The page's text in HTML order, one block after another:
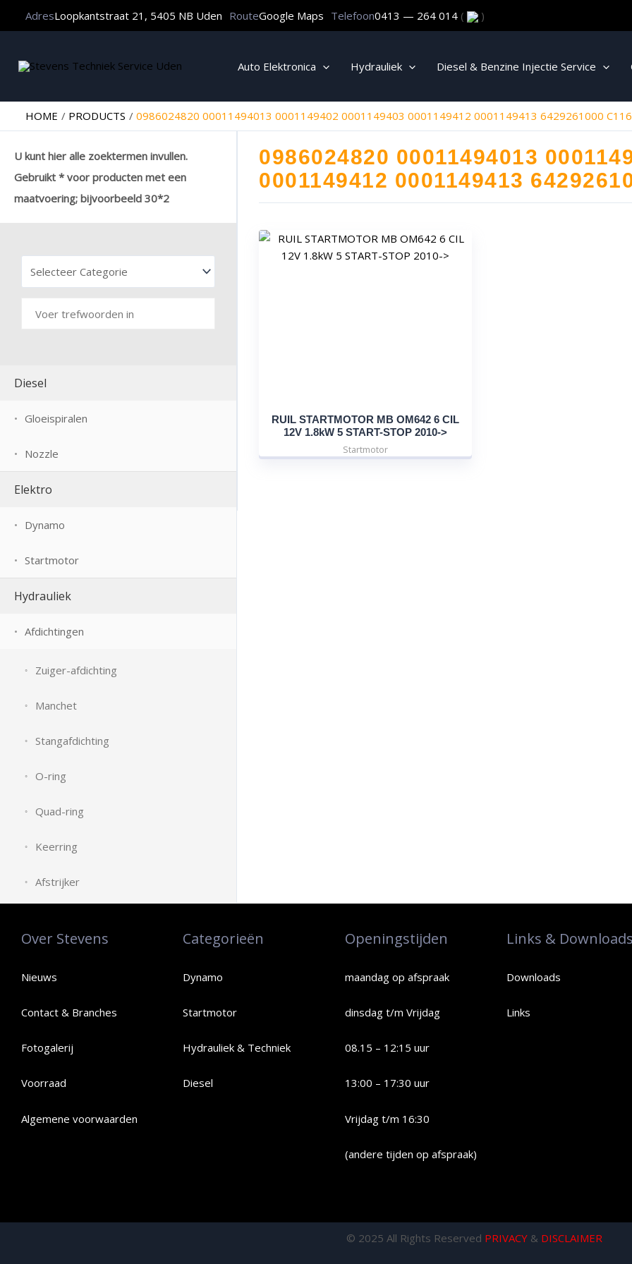
AdresLoopkantstraat 21, 5405 NB Uden RouteGoogle Maps Telefoon0413 — 264 014 ( )
Auto Elektronica Hydrauliek Diesel & Benzine Injectie Service
HOME PRODUCTS 0986024820 00011494013 0001149402 0001149403 0001149412 0001149413 6429261000
U kunt hier alle zoektermen invullen.
Gebruikt * voor producten met een
maatvoering; bijvoorbeeld 30*2
Diesel
Gloeispiralen
Nozzle
Elektro
Dynamo
Startmotor
Hydrauliek
Afdichtingen
Zuiger-afdichting
Manchet
Stangafdichting
O-ring
Quad-ring
Keerring
Afstrijker
0986024820 00011494013
0001149412 0001149413
RUIL STARTMOTOR MB OM642 6 CIL
12V 1.8kW 5 START-STOP 2010->
Startmotor
Over Stevens
Nieuws
Contact & Branches
Fotogalerij
Voorraad
Algemene voorwaarden
Categorieën
Dynamo
Startmotor
Hydrauliek & Techniek
Diesel
Openingstijden
maandag op afspraak
dinsdag t/m Vrijdag
08.15 – 12:15 uur
13:00 – 17:30 uur
Vrijdag t/m 16:30
(andere tijden op afspraak)
Links &
Downloads
Links
© 2025 All Rights Reserved PRIVACY& DISCLAIMER